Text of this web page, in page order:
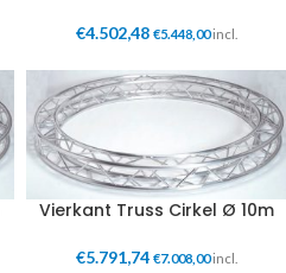
€4.502,48 €5.448,00incl.
Vierkant Truss Cirkel Ø 10m
€5.791,74 €7.008,00incl.